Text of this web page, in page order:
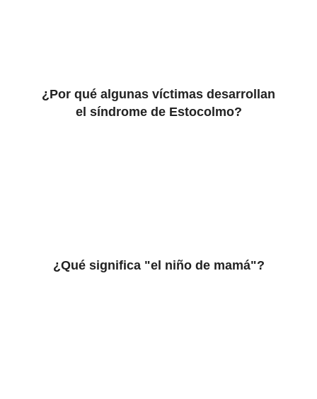
¿Por qué algunas víctimas desarrollan
el síndrome de Estocolmo?
¿Qué significa "el niño de mamá"?